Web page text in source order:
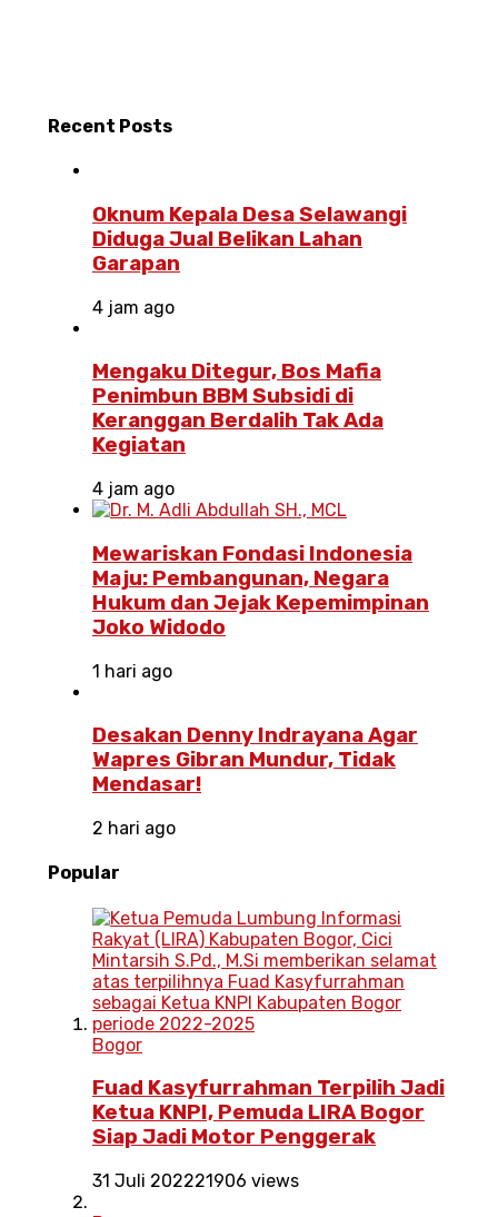
Recent Posts
Oknum Kepala Desa Selawangi
Diduga Jual Belikan Lahan
Garapan
4 jam ago
Mengaku Ditegur, Bos Mafia
Penimbun BBM Subsidi di
Keranggan Berdalih Tak Ada
Kegiatan
4 jam ago
Mewariskan Fondasi Indonesia
Maju: Pembangunan, Negara
Hukum dan Jejak Kepemimpinan
Joko Widodo
1 hari ago
Desakan Denny Indrayana Agar
Wapres Gibran Mundur, Tidak
Mendasar!
2 hari ago
Popular
Bogor
Fuad Kasyfurrahman Terpilih Jadi
Ketua KNPI, Pemuda LIRA Bogor
Siap Jadi Motor Penggerak
31 Juli 202221906 views